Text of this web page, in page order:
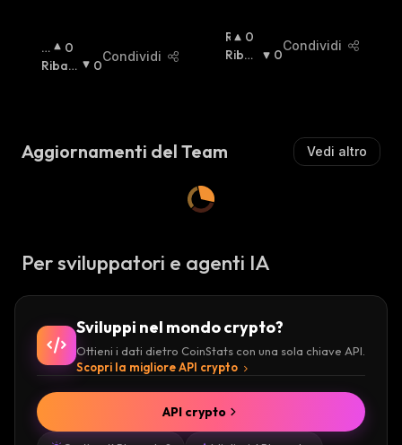
R
I
A
0
Ribas
0
Condividi
R
I
T
0
Ribas
0
Condividi
Aggiornamenti del Team Vedi altro
Per sviluppatori e agenti IA
Sviluppi nel mondo crypto?
Ottieni i dati dietro CoinStats con una sola chiave API.
Scopri la migliore API crypto
API crypto